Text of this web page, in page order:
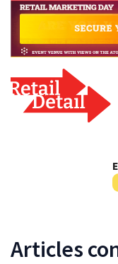
Articles